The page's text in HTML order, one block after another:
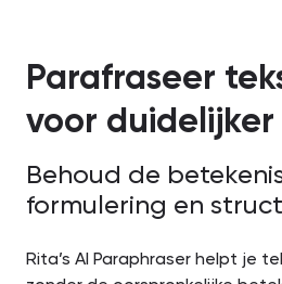
Parafraseer
voor duidelijker
Behoud de
formulering en
Rita’s AI Paraphraser helpt je